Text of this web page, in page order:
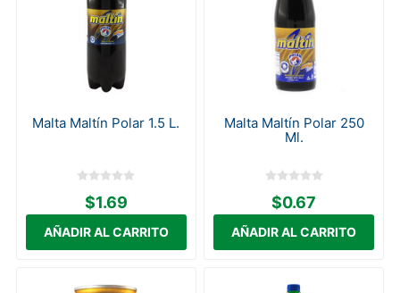
Malta Maltín Polar 1.5 L.
$1.69
Malta Maltín Polar 250
Ml.
$0.67